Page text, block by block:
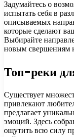
Задумайтесь о
испытать себя в
описываемых
которые сделают
Выбирайте
новым свершениям
Топ-реки
Существует
привлекают
предлагает
эмоций. Здесь
ощутить всю силу